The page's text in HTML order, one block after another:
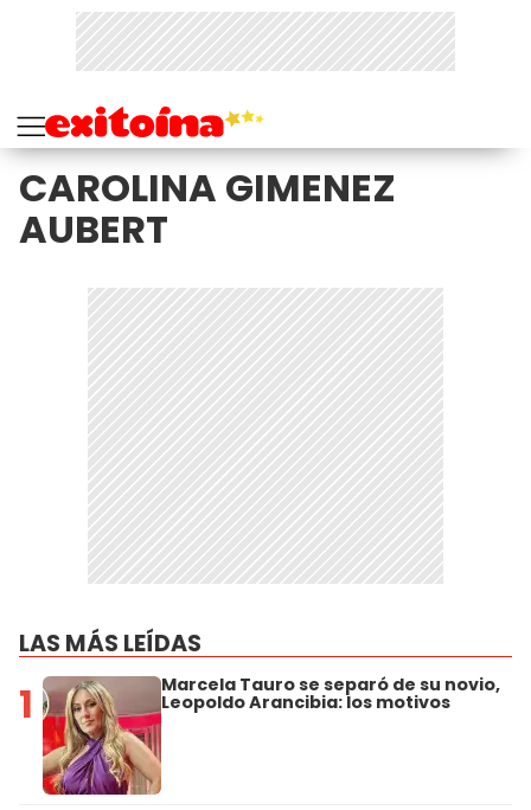
CAROLINA GIMENEZ
AUBERT
LAS MÁS LEÍDAS
1 Marcela Tauro se separó de su novio,
Leopoldo Arancibia: los motivos